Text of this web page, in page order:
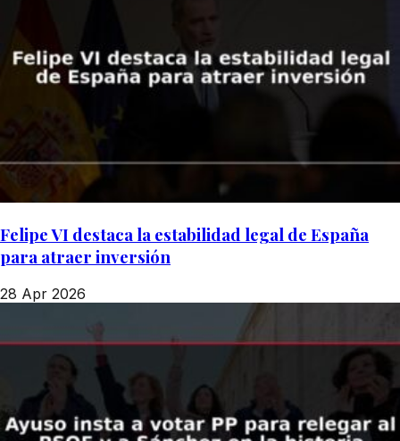
Felipe VI destaca la estabilidad legal de España
para atraer inversión
28 Apr 2026